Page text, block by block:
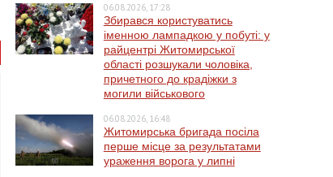
06.08.2026, 17:28
Збирався користуватись
іменною лампадкою у побуті: у
райцентрі Житомирської
області розшукали чоловіка,
причетного до крадіжки з
могили військового
06.08.2026, 16:48
Житомирська бригада посіла
перше місце за результатами
ураження ворога у липні